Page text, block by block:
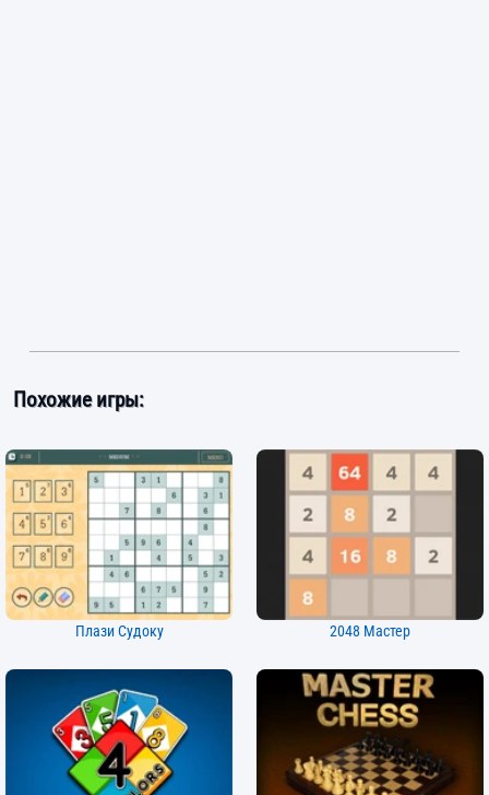
Похожие игры:
Плази Судоку 2048 Мастер